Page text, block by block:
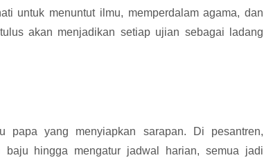
untuk menuntut ilmu, memperdalam agama, dan
akan menjadikan setiap ujian sebagai ladang
papa yang menyiapkan sarapan. Di pesantren,
hingga mengatur jadwal harian, semua jadi